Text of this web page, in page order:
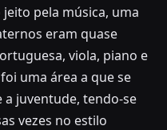
pela música, uma
eram quase
viola, piano e
uma área a que se
juventude, tendo-se
vezes no estilo